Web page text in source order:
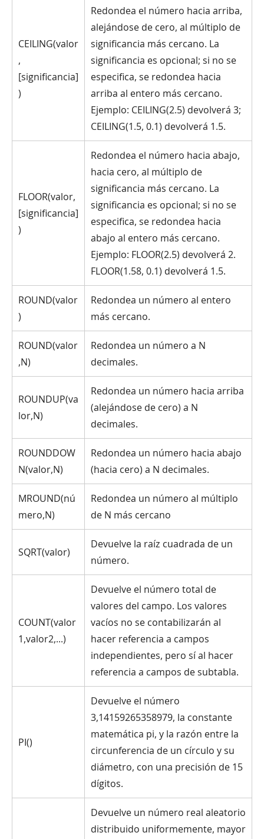
CEILING(valor
,
[significancia]
)
Redondea el número hacia arriba,
alejándose de cero, al múltiplo de
significancia más cercano. La
significancia es opcional; si no se
especifica, se redondea hacia
arriba al entero más cercano.
Ejemplo: CEILING(2.5) devolverá 3;
CEILING(1.5, 0.1) devolverá 1.5.
FLOOR(valor,
[significancia]
)
Redondea el número hacia abajo,
hacia cero, al múltiplo de
significancia más cercano. La
significancia es opcional; si no se
especifica, se redondea hacia
abajo al entero más cercano.
Ejemplo: FLOOR(2.5) devolverá 2.
FLOOR(1.58, 0.1) devolverá 1.5.
ROUND(valor
)
Redondea un número al entero
más cercano.
ROUND(valor
,N)
Redondea un número a N
decimales.
ROUNDUP(va
lor,N)
Redondea un número hacia arriba
(alejándose de cero) a N
decimales.
ROUNDDOW
N(valor,N)
Redondea un número hacia abajo
(hacia cero) a N decimales.
MROUND(nú
mero,N)
Redondea un número al múltiplo
de N más cercano
SQRT(valor)
Devuelve la raíz cuadrada de un
número.
COUNT(valor
1,valor2,...)
Devuelve el número total de
valores del campo. Los valores
vacíos no se contabilizarán al
hacer referencia a campos
independientes, pero sí al hacer
referencia a campos de subtabla.
PI()
Devuelve el número
3,14159265358979, la constante
matemática pi, y la razón entre la
circunferencia de un círculo y su
diámetro, con una precisión de 15
dígitos.
Devuelve un número real aleatorio
distribuido uniformemente, mayor